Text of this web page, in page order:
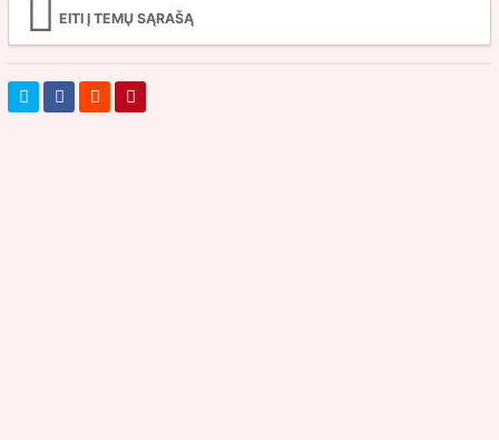
EITI Į TEMŲ SĄRAŠĄ